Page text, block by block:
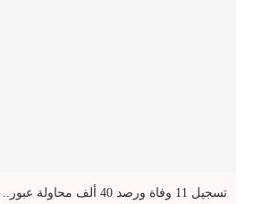
تسجيل 11 وفاة ورصد 40 ألف